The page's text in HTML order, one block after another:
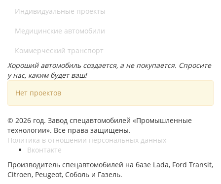
Индивидуальные проекты
Медицинские автомобили
Коммерческий транспорт
Хороший автомобиль создается, а не покупается. Спросите
у нас, каким будет ваш!
Нет проектов
© 2026 год. Завод спецавтомобилей «Промышленные
технологии». Все права защищены.
Политика в отношении персональных данных
Вконтакте
Производитель спецавтомобилей на базе Lada, Ford Transit,
Citroen, Peugeot, Соболь и Газель.